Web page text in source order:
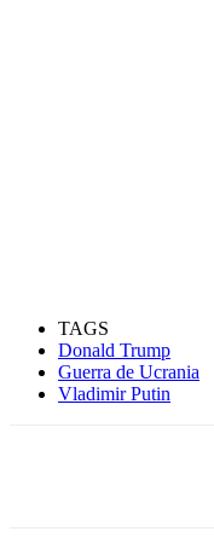
TAGS
Donald Trump
Guerra de Ucrania
Vladimir Putin